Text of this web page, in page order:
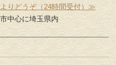
りどうぞ（24時間受付）≫
中心に埼玉県内